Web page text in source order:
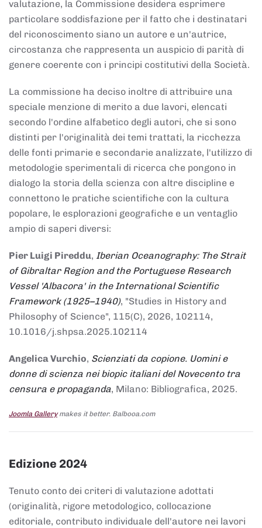
valutazione, la Commissione desidera esprimere
particolare soddisfazione per il fatto che i destinatari
del riconoscimento siano un autore e un'autrice,
circostanza che rappresenta un auspicio di parità di
genere coerente con i principi costitutivi della Società.
La commissione ha deciso inoltre di attribuire una
speciale menzione di merito a due lavori, elencati
secondo l'ordine alfabetico degli autori, che si sono
distinti per l'originalità dei temi trattati, la ricchezza
delle fonti primarie e secondarie analizzate, l'utilizzo di
metodologie sperimentali di ricerca che pongono in
dialogo la storia della scienza con altre discipline e
connettono le pratiche scientifiche con la cultura
popolare, le esplorazioni geografiche e un ventaglio
ampio di saperi diversi:
Pier Luigi Pireddu, Iberian Oceanography: The Strait
of Gibraltar Region and the Portuguese Research
Vessel 'Albacora' in the International Scientific
Framework (1925–1940), "Studies in History and
Philosophy of Science", 115(C), 2026, 102114,
10.1016/j.shpsa.2025.102114
Angelica Vurchio, Scienziati da copione. Uomini e
donne di scienza nei biopic italiani del Novecento tra
censura e propaganda, Milano: Bibliografica, 2025.
Joomla Gallerymakes it better. Balbooa.com
Edizione 2024
Tenuto conto dei criteri di valutazione adottati
(originalità, rigore metodologico, collocazione
editoriale, contributo individuale dell'autore nei lavori